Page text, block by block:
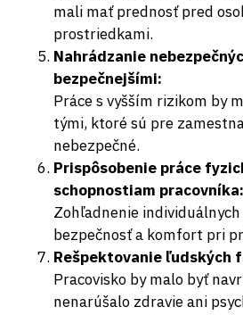
mali mať prednosť pred
prostriedkami.
Nahrádzanie
bezpečnejšími:
Práce s vyšším rizikom by
tými, ktoré sú pre
nebezpečné.
Prispôsobenie práce
schopnostiam pracovníka:
Zohľadnenie
bezpečnosť a komfort pri
Rešpektovanie ľudských
Pracovisko by malo byť
nenarúšalo zdravie ani